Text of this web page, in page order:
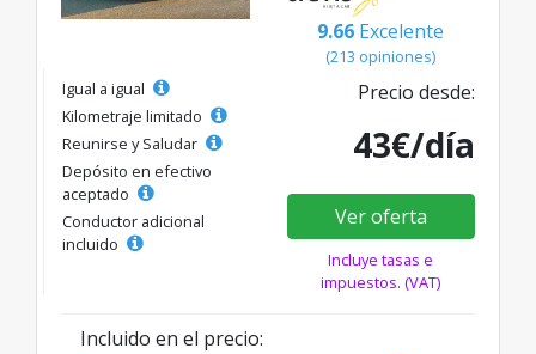
9.66 Excelente
(213 opiniones)
Igual a igual
Kilometraje limitado
Reunirse y Saludar
Depósito en efectivo
aceptado
Conductor adicional
incluido
Precio desde:
43€/día
Ver oferta
Incluye tasas e
impuestos. (VAT)
Incluido en el precio: